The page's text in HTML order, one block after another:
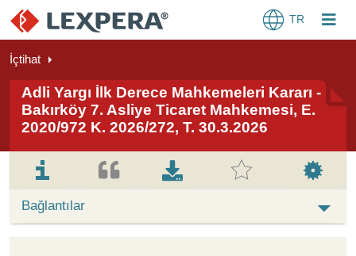
TR
İçtihat
Adli Yargı İlk Derece Mahkemeleri Kararı -
Bakırköy 7. Asliye Ticaret Mahkemesi, E.
2020/972 K. 2026/272, T. 30.3.2026
Bağlantılar